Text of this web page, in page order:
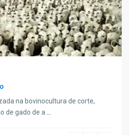
na bovinocultura de corte,
de gado de a